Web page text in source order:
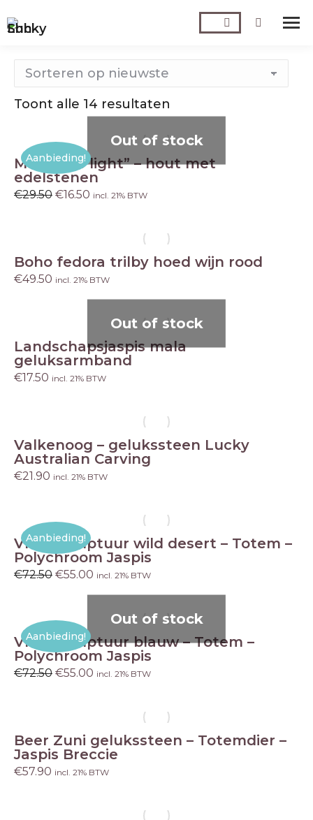
Zoeken:
Toont alle 14 resultaten
nieuwste
Aanbieding!
Out of stock
Mala “live light” – hout met
edelstenen
€29.50 Oorspronkelijke
€16.50 Huidige
incl. 21% BTW
Boho fedora trilby hoed wijn rood
€49.50 incl. 21% BTW
Out of stock
Landschapsjaspis mala
geluksarmband
€17.50 incl. 21% BTW
Valkenoog – gelukssteen Lucky
Australian Carving
€21.90 incl. 21% BTW
Aanbieding!
Vlam sculptuur wild desert – Totem –
Polychroom Jaspis
€72.50 Oorspronkelijke
€55.00 Huidige
€55.00.
incl. 21% BTW
Aanbieding!
Out of stock
Vlam sculptuur blauw – Totem –
Polychroom Jaspis
€72.50 Oorspronkelijke
€55.00 Huidige
incl. 21% BTW
Beer Zuni gelukssteen – Totemdier –
Jaspis Breccie
€57.90 incl. 21% BTW